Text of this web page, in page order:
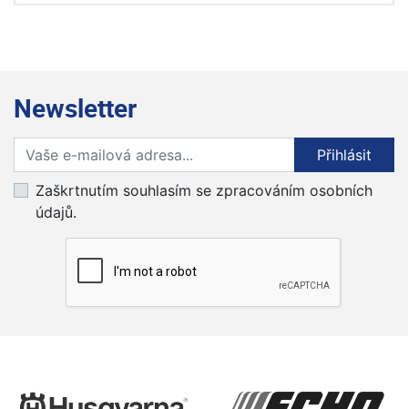
Newsletter
Přihlaste se k odběru novinek
Přihlásit
Zaškrtnutím souhlasím se zpracováním osobních
údajů.